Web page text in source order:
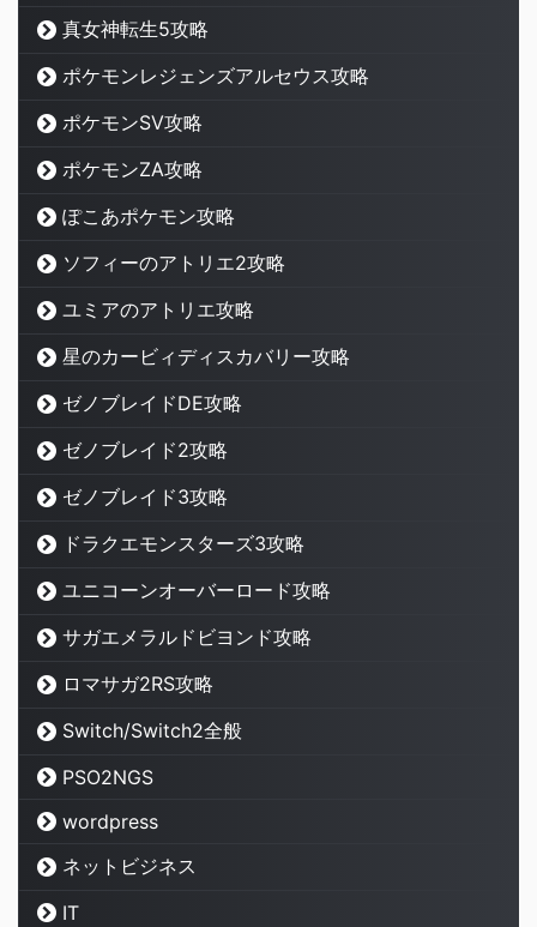
真女神転生5攻略
ポケモンレジェンズアルセウス攻略
ポケモンSV攻略
ポケモンZA攻略
ぽこあポケモン攻略
ソフィーのアトリエ2攻略
ユミアのアトリエ攻略
星のカービィディスカバリー攻略
ゼノブレイドDE攻略
ゼノブレイド2攻略
ゼノブレイド3攻略
ドラクエモンスターズ3攻略
ユニコーンオーバーロード攻略
サガエメラルドビヨンド攻略
ロマサガ2RS攻略
Switch/Switch2全般
PSO2NGS
wordpress
ネットビジネス
IT